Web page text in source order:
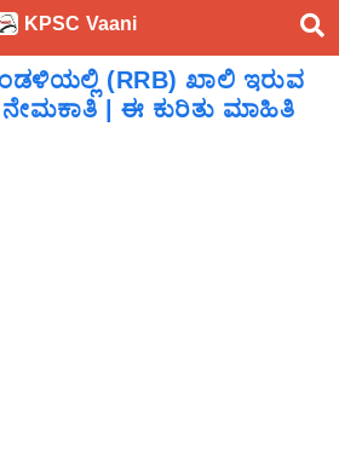
KPSC Vaani
(RRB) ಖಾಲಿ ಇರುವ
ನೇಮಕಾತಿ | ಈ ಕುರಿತು ಮಾಹಿತಿ